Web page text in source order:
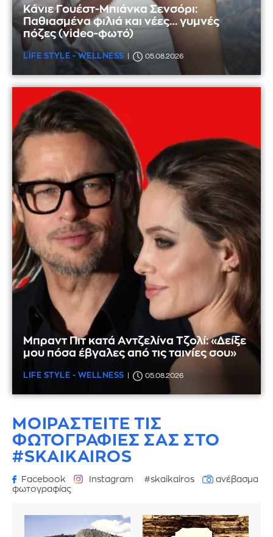
Κάνιε Γουέστ-Μπιάνκα Σενσόρι:
Παθιασμένα φιλιά και νέες… γυμνές
πόζες (video-φωτό)
LIFE STYLE - WELLNESS 05.08.2026
Μπραντ Πιτ κατά Αντζελίνα Τζολί: «Δείξε
μου πόσα έβγαλες από τις ταινίες σου»
LIFE STYLE - WELLNESS 05.08.2026
ΜΟΙΡΑΣΤΕΙΤΕ ΤΙΣ
ΦΩΤΟΓΡΑΦΙΕΣ ΣΑΣ ΣΤΟ
#SKAIKAIROS
Facebook Instagram #skaikairos
ανέβασμα
φωτογραφίας